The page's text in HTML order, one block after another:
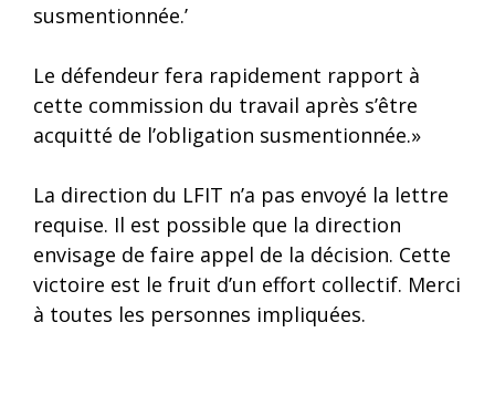
susmentionnée.’
Le défendeur fera rapidement rapport à
cette commission du travail après s’être
acquitté de l’obligation susmentionnée.»
La direction du LFIT n’a pas envoyé la lettre
requise. Il est possible que la direction
envisage de faire appel de la décision. Cette
victoire est le fruit d’un effort collectif. Merci
à toutes les personnes impliquées.